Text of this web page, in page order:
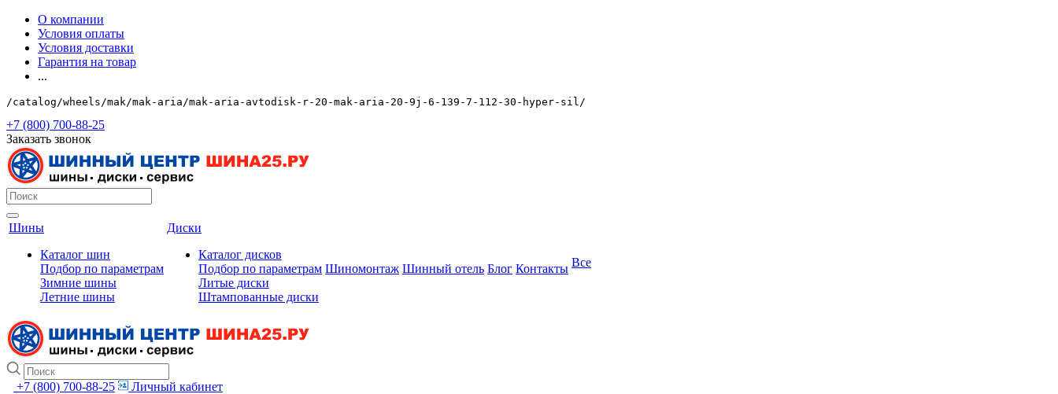
О компании
Условия оплаты
Условия доставки
Гарантия на товар
...
/catalog/wheels/mak/mak-aria/mak-aria-avtodisk-r-20-mak-aria-20-9j-6-139-7-112-30-hyper-sil/
+7 (800) 700-88-25
Заказать звонок
Шины
Каталог шин
Подбор по параметрам
Зимние шины
Летние шины
Диски
Каталог дисков
Подбор по параметрам
Литые диски
Штампованные диски
Шиномонтаж Шинный отель Блог Контакты Все
+7 (800) 700-88-25
Личный кабинет